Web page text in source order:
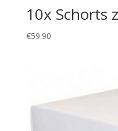
10x Schorts
€59.90